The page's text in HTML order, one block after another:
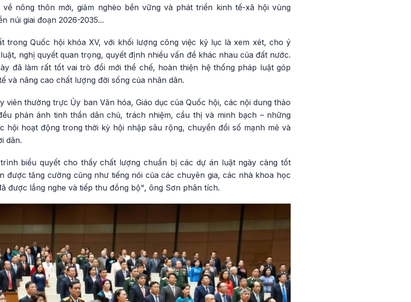
nông thôn mới, giảm nghèo bền vững và phát triển kinh tế-xã hội vùng
núi giai đoạn 2026-2035...
trong Quốc hội khóa XV, với khối lượng công việc kỷ lục là xem xét, cho ý
nghị quyết quan trọng, quyết định nhiều vấn đề khác nhau của đất nước.
đã làm rất tốt vai trò đổi mới thể chế, hoàn thiện hệ thống pháp luật góp
và nâng cao chất lượng đời sống của nhân dân.
viên thường trực Ủy ban Văn hóa, Giáo dục của Quốc hội, các nội dung thảo
phản ánh tinh thần dân chủ, trách nhiệm, cầu thị và minh bạch – những
hội hoạt động trong thời kỳ hội nhập sâu rộng, chuyển đổi số mạnh mẽ và
dân.
biểu quyết cho thấy chất lượng chuẩn bị các dự án luật ngày càng tốt
được tăng cường cũng như tiếng nói của các chuyên gia, các nhà khoa học
được lắng nghe và tiếp thu đồng bộ", ông Sơn phân tích.